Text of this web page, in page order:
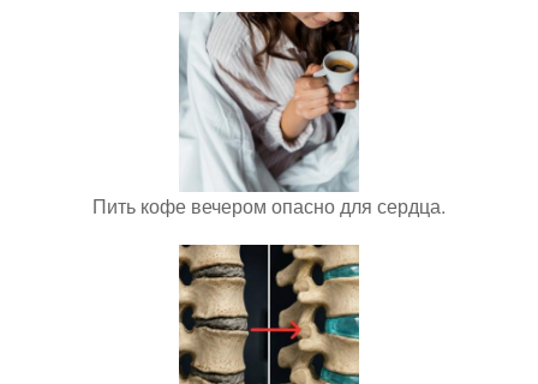
Пить кофе вечером опасно для сердца.